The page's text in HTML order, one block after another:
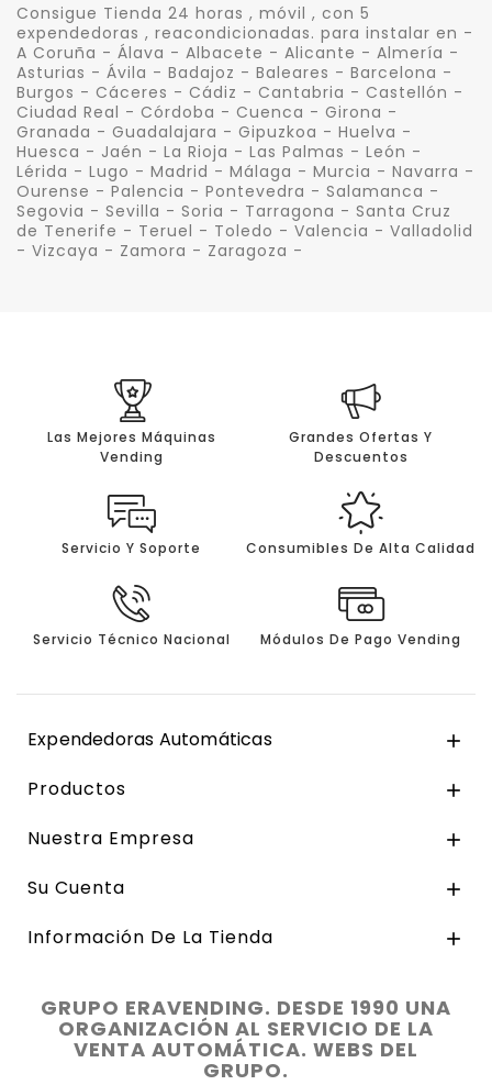
Consigue Tienda 24 horas , móvil , con 5
expendedoras , reacondicionadas. para instalar en -
A Coruña - Álava - Albacete - Alicante - Almería -
Asturias - Ávila - Badajoz - Baleares - Barcelona -
Burgos - Cáceres - Cádiz - Cantabria - Castellón -
Ciudad Real - Córdoba - Cuenca - Girona -
Granada - Guadalajara - Gipuzkoa - Huelva -
Huesca - Jaén - La Rioja - Las Palmas - León -
Lérida - Lugo - Madrid - Málaga - Murcia - Navarra -
Ourense - Palencia - Pontevedra - Salamanca -
Segovia - Sevilla - Soria - Tarragona - Santa Cruz
de Tenerife - Teruel - Toledo - Valencia - Valladolid
- Vizcaya - Zamora - Zaragoza -
Las Mejores Máquinas
Vending
Grandes Ofertas Y
Descuentos
Servicio Y Soporte Consumibles De Alta Calidad
Servicio Técnico Nacional Módulos De Pago Vending
Expendedoras Automáticas 
Productos 
Nuestra Empresa 
Su Cuenta 
Información De La Tienda 
GRUPO ERAVENDING. DESDE 1990 UNA
ORGANIZACIÓN AL SERVICIO DE LA
VENTA AUTOMÁTICA. WEBS DEL
GRUPO.